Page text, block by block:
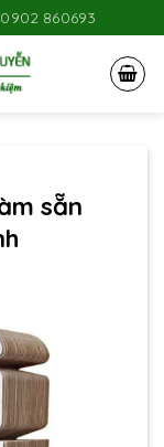
0902 860693
sẵn